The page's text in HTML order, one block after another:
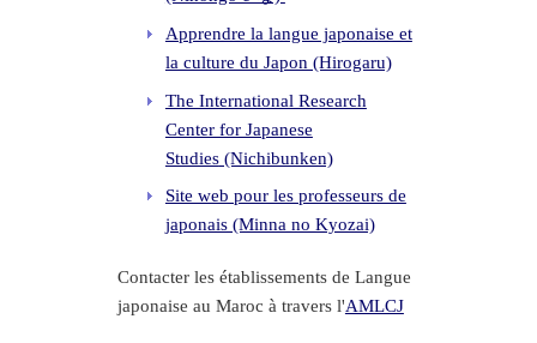
Apprendre la langue japonaise et
la culture du Japon (Hirogaru)
The International Research
Center for Japanese
Studies(Nichibunken)
Site web pour les professeurs de
japonais (Minna no Kyozai)
Contacter les établissements de Langue
japonaise au Maroc à travers l'AMLCJ